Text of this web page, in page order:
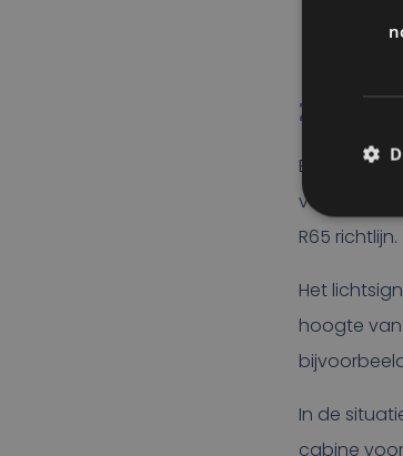
Een
voertuigen
R65 richtlijn.
Het
hoogte van
In de
cabine